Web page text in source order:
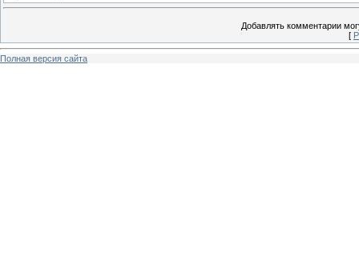
Добавлять комментарии
[
Полная версия сайта